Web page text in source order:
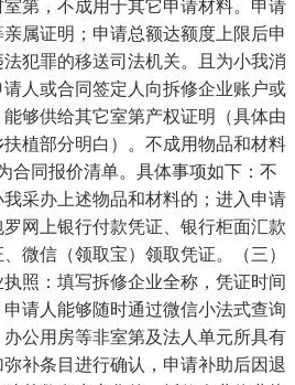
第，不成用于其它申请材料。申请
属证明；申请总额达额度上限后申
犯罪的移送司法机关。且为小我消
人或合同签定人向拆修企业账户或
够供给其它室第产权证明（具体由
植部分明白）。不成用物品和材料
合同报价清单。具体事项如下：不
采办上述物品和材料的；进入申请
网上银行付款凭证、银行柜面汇款
微信（领取宝）领取凭证。（三）
照：填写拆修企业全称，凭证时间
请人能够随时通过微信小法式查询
公用房等非室第及法人单元所具有
补条目进行确认，申请补助后因退